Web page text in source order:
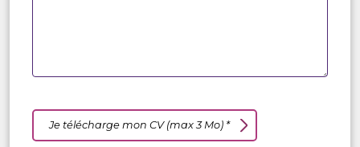
Je télécharge mon CV (max 3 Mo) *